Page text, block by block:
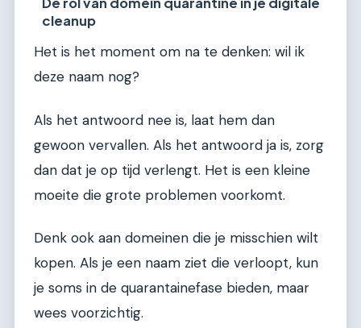
cleanup
Het is het moment om na te denken: wil ik
deze naam nog?
Als het antwoord nee is, laat hem dan
gewoon vervallen. Als het antwoord ja is, zorg
dan dat je op tijd verlengt. Het is een kleine
moeite die grote problemen voorkomt.
Denk ook aan domeinen die je misschien wilt
kopen. Als je een naam ziet die verloopt, kun
je soms in de quarantainefase bieden, maar
wees voorzichtig.